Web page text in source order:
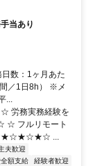
当あり
数：1ヶ月あた
／1日8h） ※メ
...
実務経験を
☆ フルリモート
...
夫歓迎
額支給
経験者歓迎